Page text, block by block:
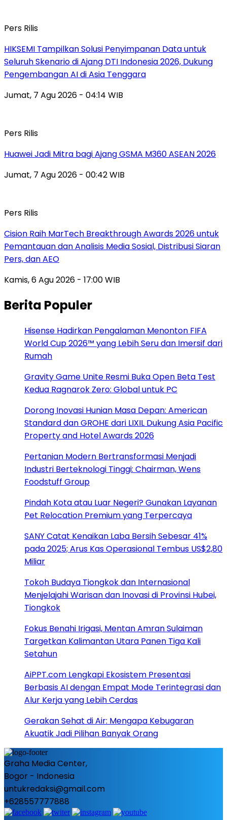
Pers Rilis
HIKSEMI Tampilkan Solusi Penyimpanan Data untuk
Seluruh Skenario di Ajang DTI Indonesia 2026, Dukung
Pengembangan AI di Asia Tenggara
Jumat, 7 Agu 2026 - 04:14 WIB
Pers Rilis
Huawei Jadi Mitra bagi Ajang GSMA M360 ASEAN 2026
Jumat, 7 Agu 2026 - 00:42 WIB
Pers Rilis
Cision Raih MarTech Breakthrough Awards 2026 untuk
Pemantauan dan Analisis Media Sosial, Distribusi Siaran
Pers, dan AEO
Kamis, 6 Agu 2026 - 17:00 WIB
Berita Populer
Hisense Hadirkan Pengalaman Menonton FIFA
World Cup 2026™ yang Lebih Seru dan Imersif dari
Rumah
Gravity Game Unite Resmi Buka Open Beta Test
Kedua Ragnarok Zero: Global untuk PC
Dorong Inovasi Hunian Masa Depan: American
Standard dan GROHE dari LIXIL Dukung Asia Pacific
Property and Hotel Awards 2026
Pertanian Modern Bertransformasi Menjadi
Industri Berteknologi Tinggi: Chairman, Wens
Foodstuff Group
Pindah Kota atau Luar Negeri? Gunakan Layanan
Pet Relocation Premium yang Terpercaya
SANY Catat Kenaikan Laba Bersih Sebesar 41%
pada 2025; Arus Kas Operasional Tembus US$2,80
Miliar
Tokoh Budaya Tiongkok dan Internasional
Menjelajahi Warisan dan Inovasi di Provinsi Hubei,
Tiongkok
Fokus Benahi Irigasi, Mentan Amran Sulaiman
Targetkan Kalimantan Utara Panen Tiga Kali
Setahun
AiPPT.com Lengkapi Ekosistem Presentasi
Berbasis AI dengan Empat Mode Terintegrasi dan
Alur Kerja yang Lebih Cerdas
Gerakan Sehat di Air: Mengapa Kebugaran
Akuatik Jadi Pilihan Banyak Orang
Graha Media Center,
Bogor - Indonesia
untukredaksi@gmail.com
+628557777888